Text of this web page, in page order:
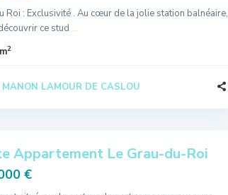
Roi : Exclusivité . Au cœur de la jolie station balnéaire,
ce stud ...
2
MANON LAMOUR DE CASLOU
Appartement Le Grau-du-Roi
€